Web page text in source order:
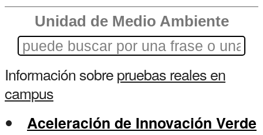
Unidad de Medio Ambiente
Información sobrepruebas reales en
campus
Aceleración de Innovación Verde